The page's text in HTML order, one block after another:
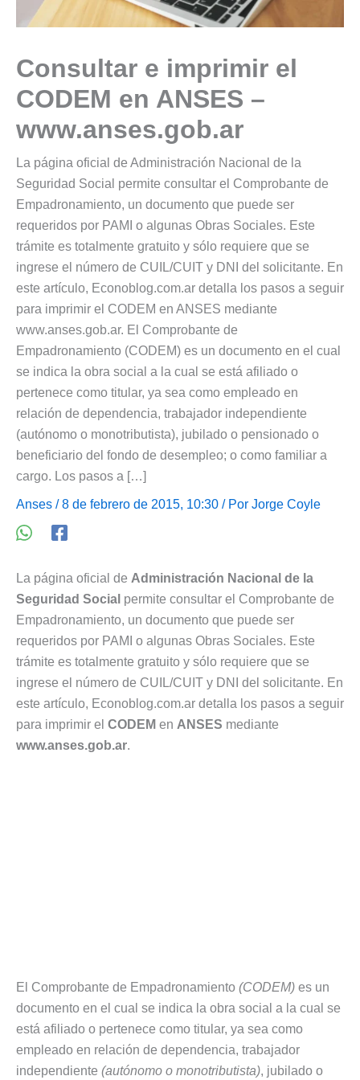
Consultar e imprimir el
CODEM en ANSES –
www.anses.gob.ar
La página oficial de Administración Nacional de la
Seguridad Social permite consultar el Comprobante de
Empadronamiento, un documento que puede ser
requeridos por PAMI o algunas Obras Sociales. Este
trámite es totalmente gratuito y sólo requiere que se
ingrese el número de CUIL/CUIT y DNI del solicitante. En
este artículo, Econoblog.com.ar detalla los pasos a seguir
para imprimir el CODEM en ANSES mediante
www.anses.gob.ar. El Comprobante de
Empadronamiento (CODEM) es un documento en el cual
se indica la obra social a la cual se está afiliado o
pertenece como titular, ya sea como empleado en
relación de dependencia, trabajador independiente
(autónomo o monotributista), jubilado o pensionado o
beneficiario del fondo de desempleo; o como familiar a
cargo. Los pasos a […]
Anses / 8 de febrero de 2015, 10:30 / Por Jorge Coyle
La página oficial de Administración Nacional de la
Seguridad Social permite consultar el Comprobante de
Empadronamiento, un documento que puede ser
requeridos por PAMI o algunas Obras Sociales. Este
trámite es totalmente gratuito y sólo requiere que se
ingrese el número de CUIL/CUIT y DNI del solicitante. En
este artículo, Econoblog.com.ar detalla los pasos a seguir
para imprimir el CODEM en ANSES mediante
www.anses.gob.ar.
El Comprobante de Empadronamiento (CODEM) es un
documento en el cual se indica la obra social a la cual se
está afiliado o pertenece como titular, ya sea como
empleado en relación de dependencia, trabajador
independiente (autónomo o monotributista), jubilado o